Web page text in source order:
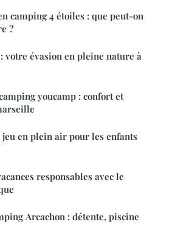
camping 4 étoiles : que peut-on
?
votre évasion en pleine nature à
youcamp : confort et
jeu en plein air pour les enfants
responsables avec le
Arcachon : détente, piscine